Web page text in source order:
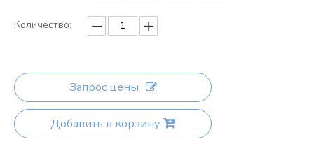
Количество:
Запрос цены
Добавить в корзину